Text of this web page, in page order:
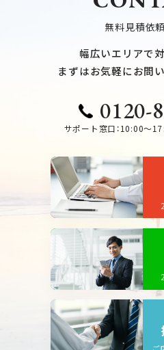
無料見積依
幅広いエリアで
まずはお気軽にお問
0120-
サポート窓口：10:00～